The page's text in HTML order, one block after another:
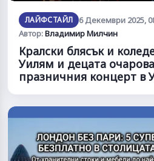
ЛАЙФСТАЙЛ
6 Декември 2025,
Автор:Владимир Милчин
Кралски блясък и
Уилям и децата
празничния концерт в